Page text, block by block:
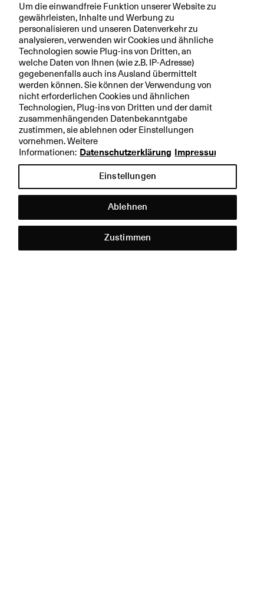
Hilfe &
Um die einwandfreie Funktion unserer Website zu
gewährleisten, Inhalte und Werbung zu
personalisieren und unseren Datenverkehr zu
analysieren, verwenden wir Cookies und ähnliche
Technologien sowie Plug-ins von Dritten, an
welche Daten von Ihnen (wie z.B. IP-Adresse)
gegebenenfalls auch ins Ausland übermittelt
werden können. Sie können der Verwendung von
nicht erforderlichen Cookies und ähnlichen
Technologien, Plug-ins von Dritten und der damit
zusammenhängenden Datenbekanntgabe
zustimmen, sie ablehnen oder Einstellungen
vornehmen. Weitere
Informationen: Datenschutzerklärung Impressum
Einstellungen
Ablehnen
Zustimmen